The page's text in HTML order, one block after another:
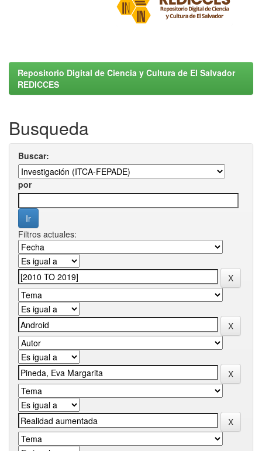
Repositorio Digital de Ciencia y Cultura de El Salvador
REDICCES
Busqueda
Buscar:
por
Filtros actuales: